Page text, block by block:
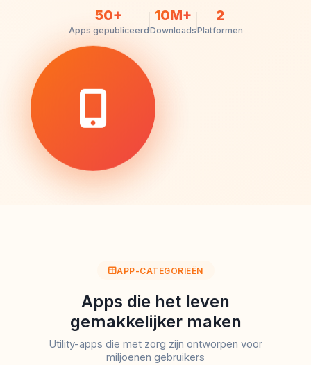
50+
Apps gepubliceerd
10M+
Downloads
2
Platformen
APP-CATEGORIEËN
Apps die het leven
gemakkelijker maken
Utility-apps die met zorg zijn ontworpen voor
miljoenen gebruikers